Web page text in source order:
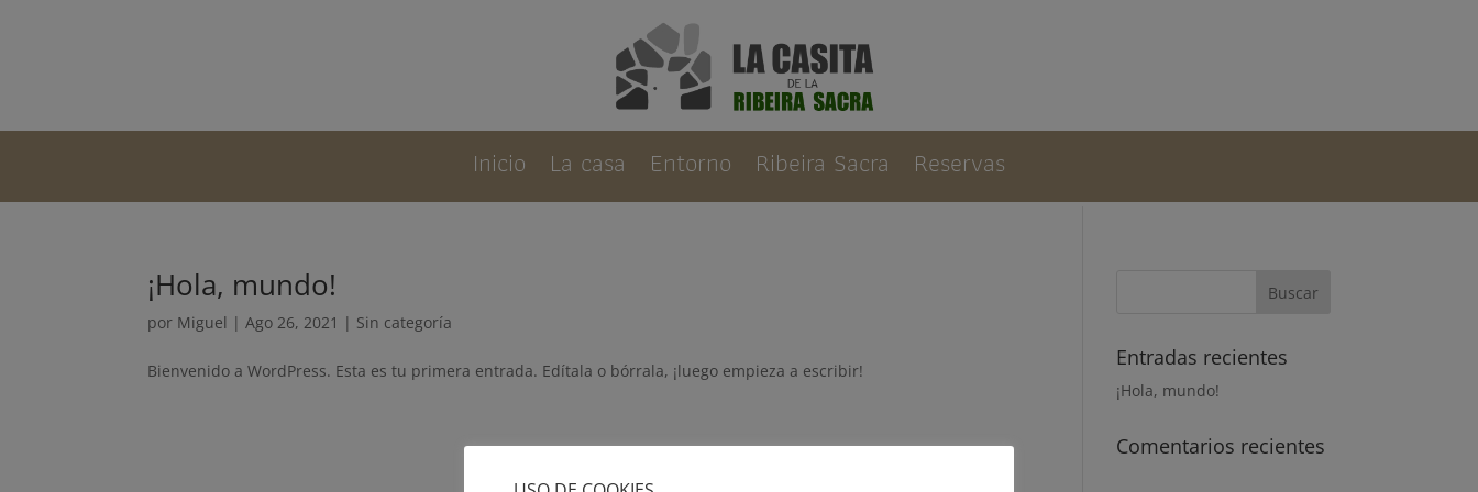
Inicio La casa Entorno Ribeira Sacra Reservas
¡Hola, mundo!
por Miguel |Ago 26, 2021 | Sin categoría
Bienvenido a WordPress. Esta es tu primera entrada. Edítala o bórrala, ¡luego empieza a escribir!
Entradas recientes
¡Hola, mundo!
Comentarios recientes